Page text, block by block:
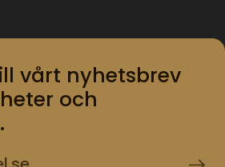
vårt nyhetsbrev
och